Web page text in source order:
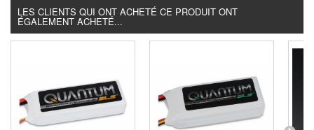
LES CLIENTS QUI ONT ACHETÉ CE PRODUIT ONT
ÉGALEMENT ACHETÉ...